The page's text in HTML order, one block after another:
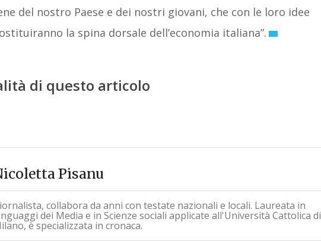
del nostro Paese e dei nostri giovani, che con le loro idee
la spina dorsale dell’economia italiana”.
di questo articolo
Pisanu
collabora da anni con testate nazionali e locali. Laureata in
dei Media e in Scienze sociali applicate all'Università Cattolica di
è specializzata in cronaca.